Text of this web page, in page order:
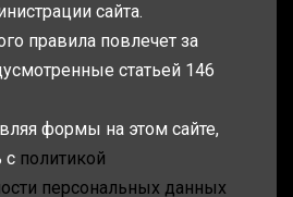
сайта.
правила повлечет за
статьей 146
формы на этом сайте,
с политикой
персональных данных